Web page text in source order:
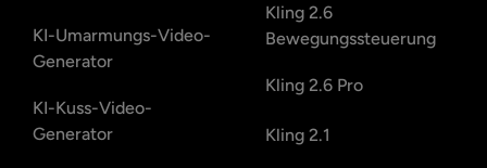
KI-Umarmungs-Video-
Generator
KI-Kuss-Video-
Generator
Kling 2.6
Bewegungssteuerung
Kling 2.6 Pro
Kling 2.1